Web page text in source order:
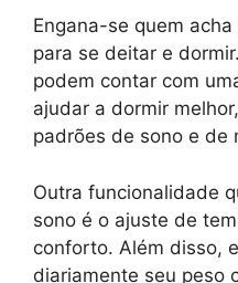
Engana-se quem
para se deitar e
podem contar com
ajudar a dormir
padrões de sono e de
Outra funcionalidade
sono é o ajuste de
conforto. Além disso,
diariamente seu peso